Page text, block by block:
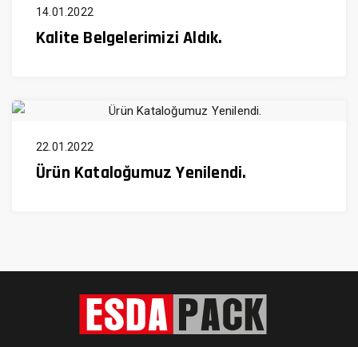
14.01.2022
Kalite Belgelerimizi Aldık.
22.01.2022
Ürün Kataloğumuz Yenilendi.